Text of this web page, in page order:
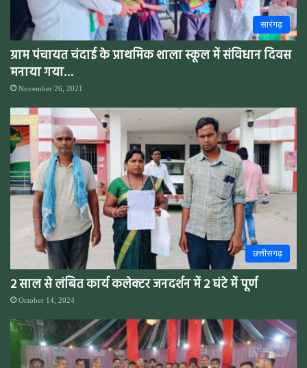
सारंगढ़
ग्राम पंचायत चंदाई के प्राथमिक शाला स्कूल में संविधान दिवस
मनाया गया…
November 26, 2021
छत्तीसगढ़
2 साल से लंबित कार्य कलेक्टर जनदर्शन में 2 घंटे में पूर्ण
October 14, 2024